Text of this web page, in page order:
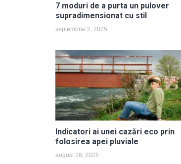
7 moduri de a purta un pulover
supradimensionat cu stil
septembrie 2, 2025
Indicatori ai unei cazări eco prin
folosirea apei pluviale
august 26, 2025